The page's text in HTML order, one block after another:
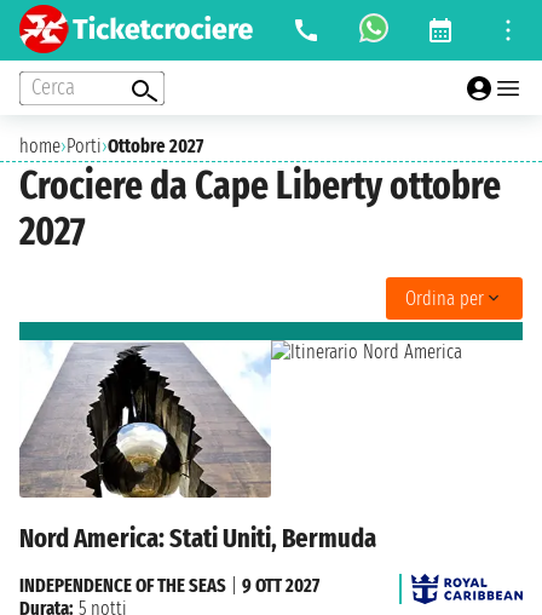
Cerca
home›Porti›Ottobre 2027
Crociere da Cape Liberty ottobre
2027
Ordina per
Nord America: Stati Uniti, Bermuda
INDEPENDENCE OF THE SEAS
9 OTT 2027
Durata: 5 notti